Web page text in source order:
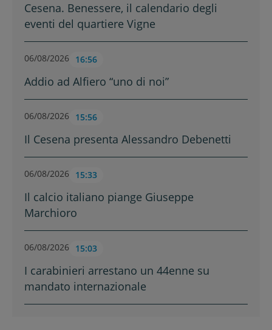
Cesena. Benessere, il calendario degli
eventi del quartiere Vigne
06/08/2026 16:56
Addio ad Alfiero “uno di noi”
06/08/2026 15:56
Il Cesena presenta Alessandro Debenetti
06/08/2026 15:33
Il calcio italiano piange Giuseppe
Marchioro
06/08/2026 15:03
I carabinieri arrestano un 44enne su
mandato internazionale